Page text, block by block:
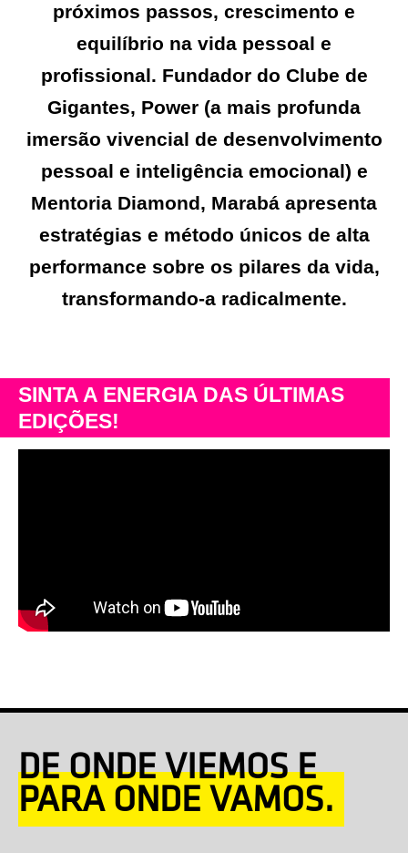
próximos passos, crescimento e
equilíbrio na vida pessoal e
profissional. Fundador do Clube de
Gigantes, Power (a mais profunda
imersão vivencial de desenvolvimento
pessoal e inteligência emocional) e
Mentoria Diamond, Marabá apresenta
estratégias e método únicos de alta
performance sobre os pilares da vida,
transformando-a radicalmente.
SINTA A ENERGIA DAS ÚLTIMAS
EDIÇÕES!
DE ONDE VIEMOS E
PARA ONDE VAMOS.